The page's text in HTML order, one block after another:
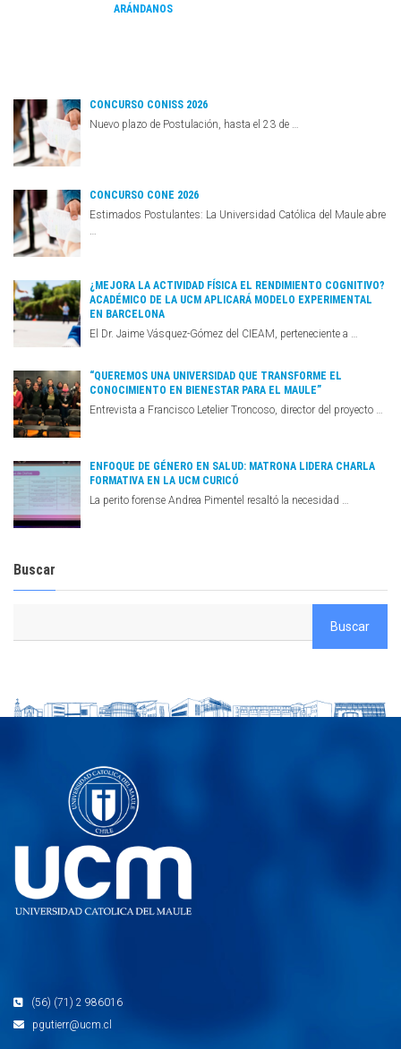
ARÁNDANOS
CONCURSO CONISS 2026
Nuevo plazo de Postulación, hasta el 23 de …
CONCURSO CONE 2026
Estimados Postulantes: La Universidad Católica del Maule abre
…
¿MEJORA LA ACTIVIDAD FÍSICA EL RENDIMIENTO COGNITIVO?
ACADÉMICO DE LA UCM APLICARÁ MODELO EXPERIMENTAL
EN BARCELONA
El Dr. Jaime Vásquez-Gómez del CIEAM, perteneciente a …
“QUEREMOS UNA UNIVERSIDAD QUE TRANSFORME EL
CONOCIMIENTO EN BIENESTAR PARA EL MAULE”
Entrevista a Francisco Letelier Troncoso, director del proyecto …
ENFOQUE DE GÉNERO EN SALUD: MATRONA LIDERA CHARLA
FORMATIVA EN LA UCM CURICÓ
La perito forense Andrea Pimentel resaltó la necesidad …
Buscar
(56) (71) 2 986016
pgutierr@ucm.cl